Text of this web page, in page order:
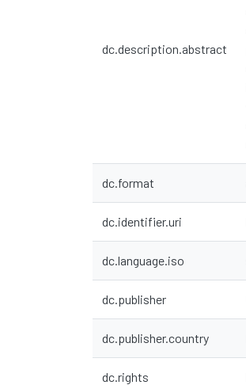
dc.description.abstract
dc.format
dc.identifier.uri
dc.language.iso
dc.publisher
dc.publisher.country
dc.rights